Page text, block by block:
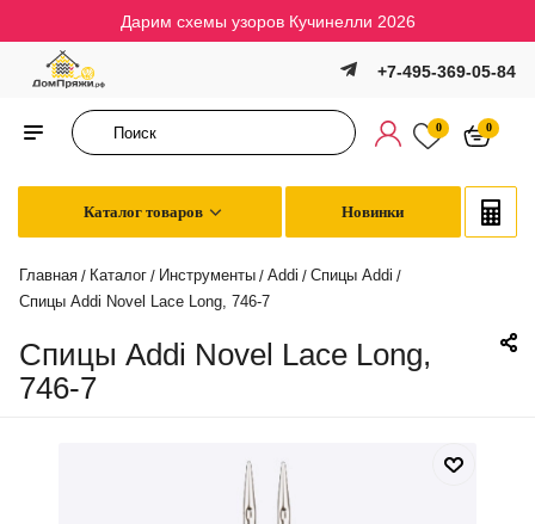
Дарим схемы узоров Кучинелли 2026
+7-495-369-05-84
0 0
Каталог товаров Новинки
Главная / Каталог / Инструменты / Addi / Спицы Addi /
Спицы Addi Novel Lace Long, 746-7
Спицы Addi Novel Lace Long,
746-7